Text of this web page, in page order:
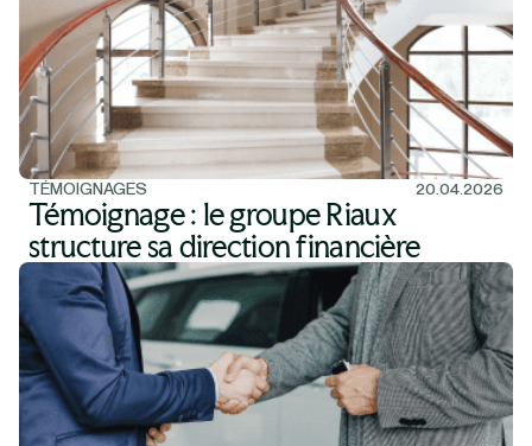
TÉMOIGNAGES 20.04.2026
Témoignage : le groupe Riaux
structure sa direction financière